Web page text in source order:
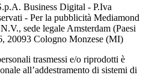
Business Digital - P.Iva
- Per la pubblicità Mediamond
sede legale Amsterdam (Paesi
20093 Cologno Monzese (MI)
trasmessi e/o riprodotti è
all’addestramento di sistemi di